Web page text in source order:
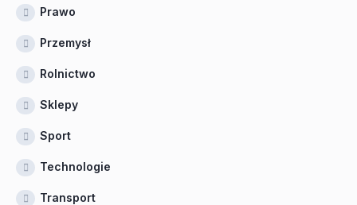
Prawo
Przemysł
Rolnictwo
Sklepy
Sport
Technologie
Transport